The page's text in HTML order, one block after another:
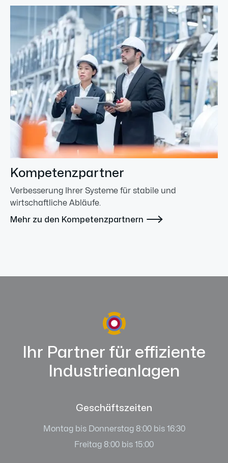
Kompetenzpartner
Verbesserung Ihrer Systeme für stabile und
wirtschaftliche Abläufe.
Mehr zu den Kompetenzpartnern 
Ihr Partner für effiziente
Industrieanlagen
Geschäftszeiten
Montag bis Donnerstag 8:00 bis 16:30
Freitag 8:00 bis 15:00